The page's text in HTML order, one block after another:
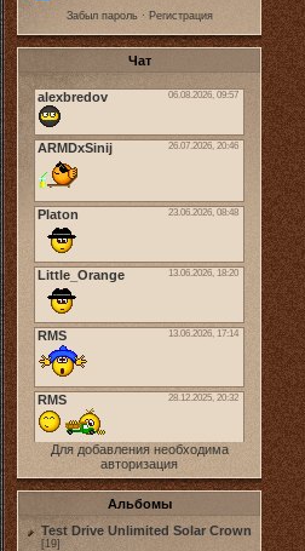
Забыл пароль· Регистрация
Чат
Для добавления необходима
авторизация
Альбомы
Test Drive Unlimited Solar Crown
[19]